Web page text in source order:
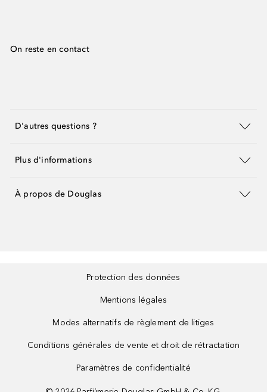
On reste en contact
D'autres questions ?
Plus d'informations
À propos de Douglas
Protection des données
Mentions légales
Modes alternatifs de règlement de litiges
Conditions générales de vente et droit de rétractation
Paramètres de confidentialité